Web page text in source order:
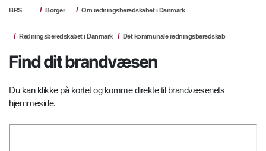
BRS Borger Om redningsberedskabet i Danmark
Redningsberedskabet i Danmark Det kommunale redningsberedskab
Find dit brandvæsen
Du kan klikke på kortet og komme direkte til brandvæsenets
hjemmeside.